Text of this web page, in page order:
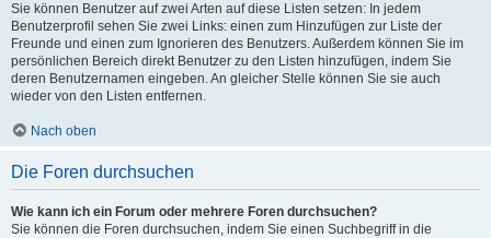
Sie können Benutzer auf zwei Arten auf diese Listen setzen: In jedem
Benutzerprofil sehen Sie zwei Links: einen zum Hinzufügen zur Liste der
Freunde und einen zum Ignorieren des Benutzers. Außerdem können Sie im
persönlichen Bereich direkt Benutzer zu den Listen hinzufügen, indem Sie
deren Benutzernamen eingeben. An gleicher Stelle können Sie sie auch
wieder von den Listen entfernen.
Nach oben
Die Foren durchsuchen
Wie kann ich ein Forum oder mehrere Foren durchsuchen?
Sie können die Foren durchsuchen, indem Sie einen Suchbegriff in die